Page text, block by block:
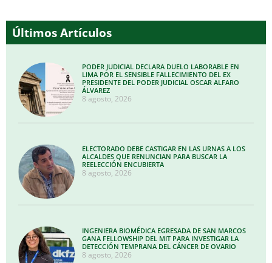
Últimos Artículos
PODER JUDICIAL DECLARA DUELO LABORABLE EN
LIMA POR EL SENSIBLE FALLECIMIENTO DEL EX
PRESIDENTE DEL PODER JUDICIAL OSCAR ALFARO
ÁLVAREZ
8 agosto, 2026
ELECTORADO DEBE CASTIGAR EN LAS URNAS A LOS
ALCALDES QUE RENUNCIAN PARA BUSCAR LA
REELECCIÓN ENCUBIERTA
8 agosto, 2026
INGENIERA BIOMÉDICA EGRESADA DE SAN MARCOS
GANA FELLOWSHIP DEL MIT PARA INVESTIGAR LA
DETECCIÓN TEMPRANA DEL CÁNCER DE OVARIO
8 agosto, 2026